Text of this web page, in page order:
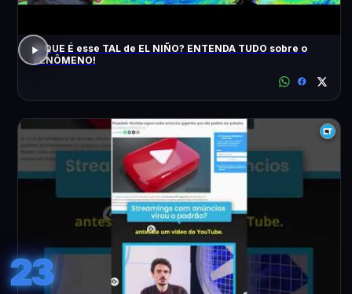
O QUE É esse TAL de EL NIÑO? ENTENDA TUDO sobre o
FENÔMENO!
23